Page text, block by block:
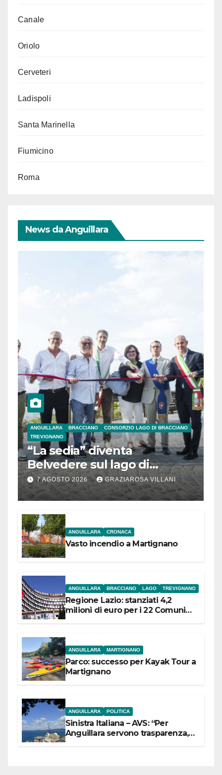
Canale
Oriolo
Cerveteri
Ladispoli
Santa Marinella
Fiumicino
Roma
News da Anguillara
ANGUILLARA BRACCIANO
CONSORZIO LAGO DI BRACCIANO
TREVIGNANO
“La sedia” diventa
Belvedere sul lago di
Bracciano: ieri
l’inaugurazione
7 AGOSTO 2026 GRAZIAROSA VILLANI
ANGUILLARA CRONACA
Vasto incendio a Martignano
ANGUILLARA BRACCIANO LAGO TREVIGNANO
Regione Lazio: stanziati 4,2
milioni di euro per i 22 Comuni
ANGUILLARA MARTIGNANO
Parco: successo per Kayak Tour a
Martignano
ANGUILLARA POLITICA
Sinistra Italiana – AVS: “Per
Anguillara servono trasparenza,